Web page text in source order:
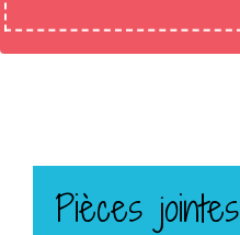
Pièces jointes